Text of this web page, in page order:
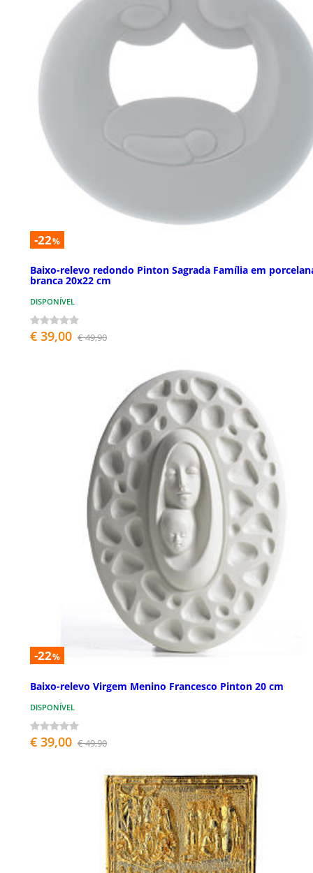
-22%
Baixo-relevo redondo Pinton Sagrada Família em
branca 20x22 cm
DISPONÍVEL
€ 39,00 € 49,90
-22%
Baixo-relevo Virgem Menino Francesco Pinton 20 cm
DISPONÍVEL
€ 39,00 € 49,90